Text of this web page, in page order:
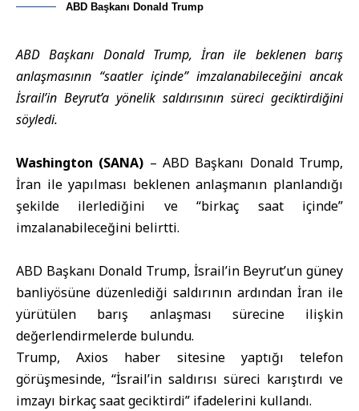
ABD Başkanı Donald Trump
ABD Başkanı Donald Trump, İran ile beklenen barış
anlaşmasının “saatler içinde” imzalanabileceğini ancak
İsrail’in Beyrut’a yönelik saldırısının süreci geciktirdiğini
söyledi.
Washington (SANA) –ABD Başkanı Donald Trump,
İran ile yapılması beklenen anlaşmanın planlandığı
şekilde ilerlediğini ve “birkaç saat içinde”
imzalanabileceğini belirtti.
ABD Başkanı Donald Trump, İsrail’in Beyrut’un güney
banliyösüne düzenlediği saldırının ardından İran ile
yürütülen barış anlaşması sürecine ilişkin
değerlendirmelerde bulundu.
Trump, Axios haber sitesine yaptığı telefon
görüşmesinde, “İsrail’in saldırısı süreci karıştırdı ve
imzayı birkaç saat geciktirdi” ifadelerini kullandı.